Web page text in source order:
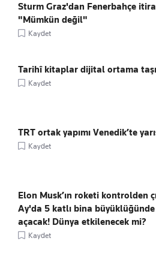
Sturm Graz'dan Fenerbahçe
"Mümkün değil"
Kaydet
Tarihî kitaplar dijital ortama
Kaydet
TRT ortak yapımı Venedik’te
Kaydet
Elon Musk’ın roketi kontrolden
Ay'da 5 katlı bina
açacak! Dünya etkilenecek mi?
Kaydet